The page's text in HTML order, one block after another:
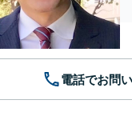
電話でお問